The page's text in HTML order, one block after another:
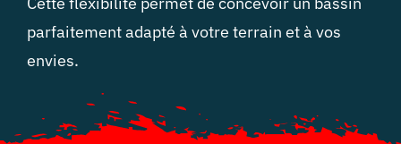
parfaitement adapté à votre terrain et à vos
envies.